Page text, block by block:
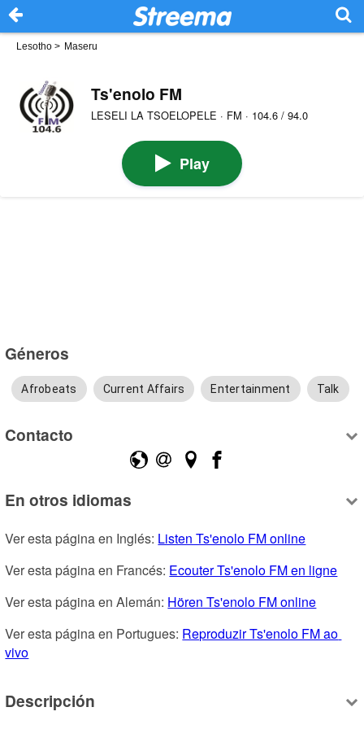
Lesotho > Maseru
Ts'enolo FM
LESELI LA TSOELOPELE · FM · 104.6 / 94.0
Play
Géneros
Afrobeats Current Affairs Entertainment Talk
Contacto
En otros idiomas
Ver esta página en Inglés: Listen Ts'enolo FM online
Ver esta página en Francés: Ecouter Ts'enolo FM en ligne
Ver esta página en Alemán: Hören Ts'enolo FM online
Ver esta página en Portugues: Reproduzir Ts'enolo FM ao
vivo
Descripción